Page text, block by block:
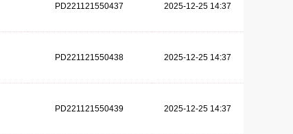
PD221121550437 2025-12-25 14:37
PD221121550438 2025-12-25 14:37
PD221121550439 2025-12-25 14:37